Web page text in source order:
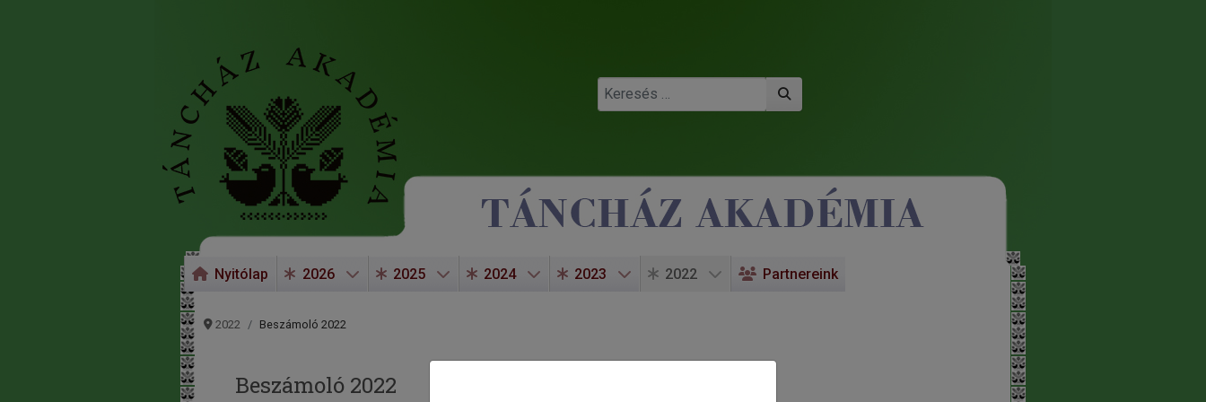
Nyitólap 2026 2025 2024 2023 2022 Partnereink
2022 Beszámoló 2022
Beszámoló 2022